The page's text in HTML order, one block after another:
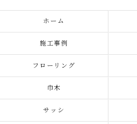
ホーム
施工事例
フローリング
巾木
サッシ